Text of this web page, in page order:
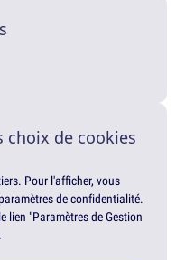
choix de cookies
Pour l'afficher, vous
de confidentialité.
lien "Paramètres de Gestion